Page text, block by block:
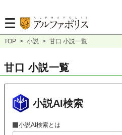
TOP > 小説 > 甘口 小説一覧
甘口 小説一覧
小説AI検索
小説AI検索とは